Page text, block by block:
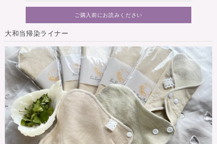
ご購入前にお読みください
大和当帰染ライナー